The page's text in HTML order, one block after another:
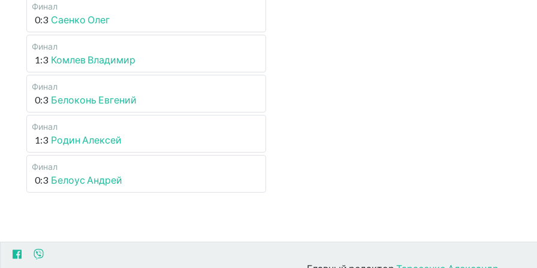
Финал
0:3 Саенко Олег
Финал
1:3 Комлев Владимир
Финал
0:3 Белоконь Евгений
Финал
1:3 Родин Алексей
Финал
0:3 Белоус Андрей